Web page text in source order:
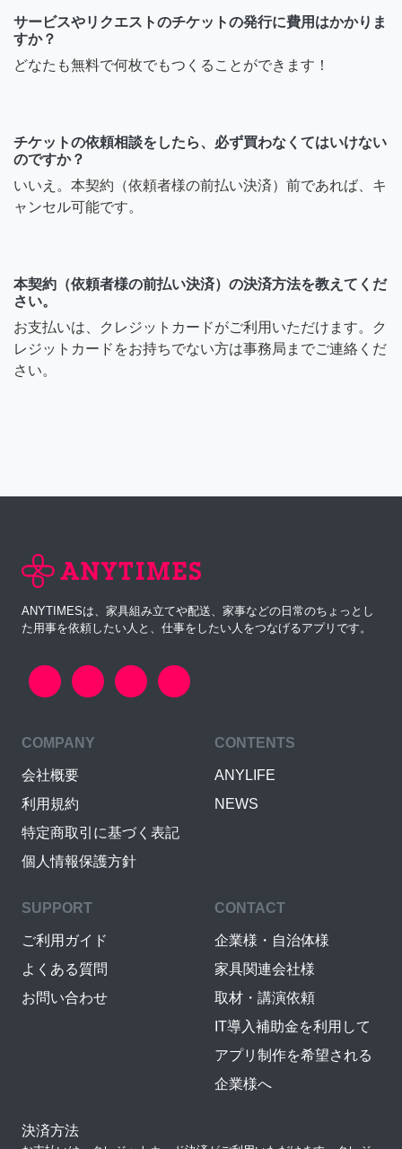
サービスやリクエストのチケットの発行に費用はかかりま
すか？
どなたも無料で何枚でもつくることができます！
チケットの依頼相談をしたら、必ず買わなくてはいけない
のですか？
いいえ。本契約（依頼者様の前払い決済）前であれば、キ
ャンセル可能です。
本契約（依頼者様の前払い決済）の決済方法を教えてくだ
さい。
お支払いは、クレジットカードがご利用いただけます。ク
レジットカードをお持ちでない方は事務局までご連絡くだ
さい。
ANYTIMESは、家具組み立てや配送、家事などの日常のちょっとし
た用事を依頼したい人と、仕事をしたい人をつなげるアプリです。
COMPANY
会社概要
利用規約
特定商取引に基づく表記
個人情報保護方針
CONTENTS
ANYLIFE
NEWS
SUPPORT
ご利用ガイド
よくある質問
お問い合わせ
CONTACT
企業様・自治体様
家具関連会社様
取材・講演依頼
IT導入補助金を利用して
アプリ制作を希望される
企業様へ
決済方法